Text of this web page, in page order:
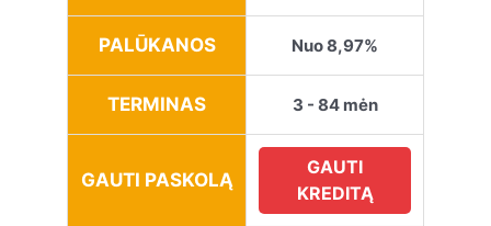
PALŪKANOS Nuo 8,97%
TERMINAS 3 - 84 mėn
GAUTI PASKOLĄ
GAUTI
KREDITĄ